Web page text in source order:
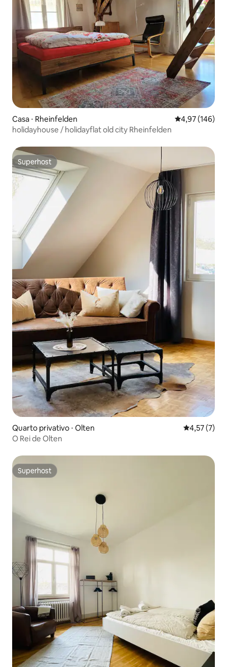
Casa ⋅ Rheinfelden 4,97 de uma
4,97 (146)
holidayhouse / holidayflat old city Rheinfelden
Superhost
Superhost
Quarto privativo ⋅ Olten 4,57 de
4,57 (7)
O Rei de Olten
Superhost
Superhost